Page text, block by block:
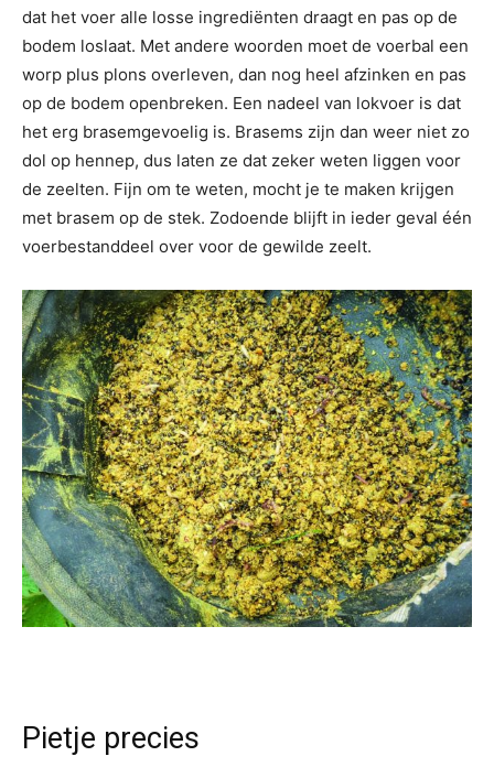
dat het voer alle losse ingrediënten draagt en pas op de
bodem loslaat. Met andere woorden moet de voerbal een
worp plus plons overleven, dan nog heel afzinken en pas
op de bodem openbreken. Een nadeel van lokvoer is dat
het erg brasemgevoelig is. Brasems zijn dan weer niet zo
dol op hennep, dus laten ze dat zeker weten liggen voor
de zeelten. Fijn om te weten, mocht je te maken krijgen
met brasem op de stek. Zodoende blijft in ieder geval één
voerbestanddeel over voor de gewilde zeelt.
Pietje precies